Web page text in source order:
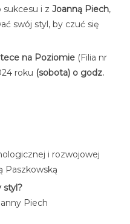
i z Joanną Piech,
swój styl, by czuć się
na Poziomie (Filia nr
roku (sobota) o godz.
i rozwojowej
Paszkowską
styl?
Piech